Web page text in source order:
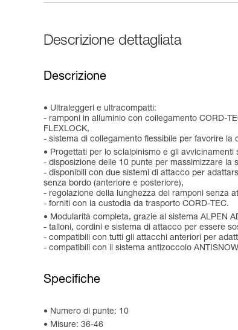
Descrizione dettagliata
Descrizione
Ultraleggeri e ultracompatti:
- ramponi in alluminio con collegamento CORD-
FLEXLOCK,
- sistema di collegamento flessibile per favorire
Progettati per lo scialpinismo e gli avvicinamenti
- disposizione delle 10 punte per massimizzare la
- disponibili con due sistemi di attacco per
senza bordo (anteriore e posteriore),
- regolazione della lunghezza dei ramponi senza
- forniti con la custodia da trasporto CORD-TEC.
Modularità completa, grazie al sistema ALPEN
- talloni, cordini e sistema di attacco per essere
- compatibili con tutti gli attacchi anteriori per
- compatibili con il sistema antizoccolo
Specifiche
Numero di punte: 10
Misure: 36-46